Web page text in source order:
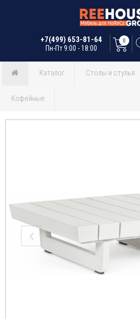
+7(499) 653-81-64
Пн-Пт 9:00 - 18:00
0
Каталог Столы и стулья
Кофейные